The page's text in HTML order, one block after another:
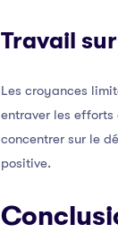
Travail
Les croyances
entraver les efforts
concentrer sur le
positive.